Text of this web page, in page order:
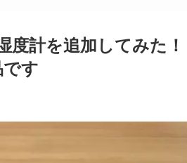
計を追加してみた！
す